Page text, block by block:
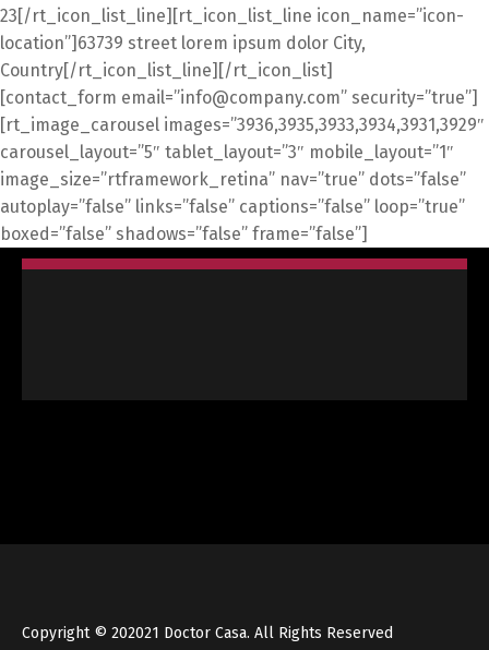
23[/rt_icon_list_line][rt_icon_list_line icon_name=”icon-
location”]63739 street lorem ipsum dolor City,
Country[/rt_icon_list_line][/rt_icon_list]
[contact_form email=”info@company.com” security=”true”]
[rt_image_carousel images=”3936,3935,3933,3934,3931,3929″
carousel_layout=”5″ tablet_layout=”3″ mobile_layout=”1″
image_size=”rtframework_retina” nav=”true” dots=”false”
autoplay=”false” links=”false” captions=”false” loop=”true”
boxed=”false” shadows=”false” frame=”false”]
Copyright © 202021 Doctor Casa. All Rights Reserved